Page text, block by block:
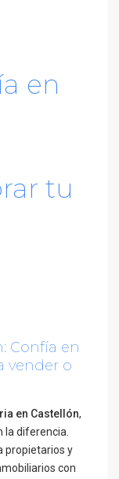
en
tu
Confía en
vender o
en Castellón,
la diferencia.
propietarios y
con